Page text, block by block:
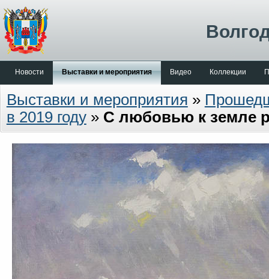
Новости Выставки и мероприятия Видео Коллекции
Выставки и мероприятия »
в 2019 году» С любовью к земле